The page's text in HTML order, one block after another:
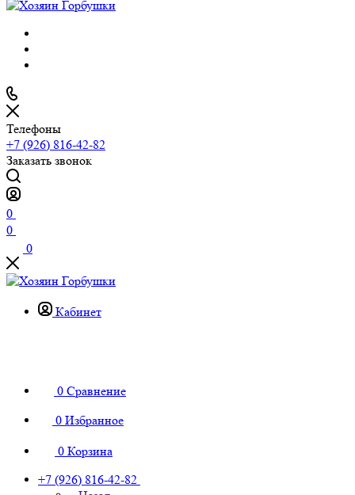
Телефоны
+7 (926) 816-42-82
Заказать звонок
0
0
0
Кабинет
0 Сравнение
0 Избранное
0 Корзина
+7 (926) 816-42-82